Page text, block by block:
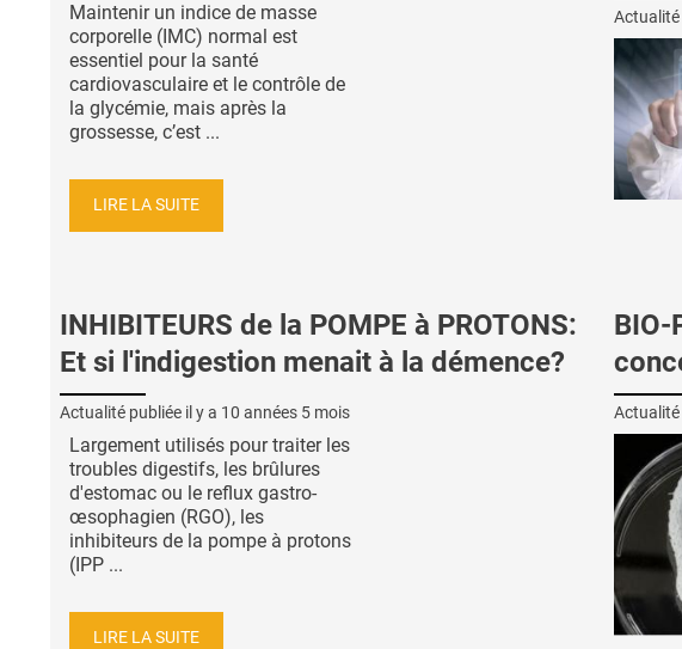
Maintenir un indice de masse
corporelle (IMC) normal est
essentiel pour la santé
cardiovasculaire et le contrôle de
la glycémie, mais après la
grossesse, c’est ...
LIRE LA SUITE
Actualité
INHIBITEURS de la POMPE à PROTONS:
Et si l'indigestion menait à la démence?
Actualité publiée il y a 10 années 5 mois
Largement utilisés pour traiter les
troubles digestifs, les brûlures
d'estomac ou le reflux gastro-
œsophagien (RGO), les
inhibiteurs de la pompe à protons
(IPP ...
LIRE LA SUITE
BIO-
Actualité